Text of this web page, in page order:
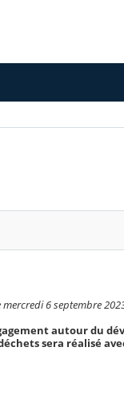
6 septembre
autour du
sera réalisé